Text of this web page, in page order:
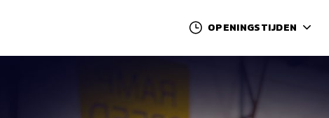
OPENINGSTIJDEN